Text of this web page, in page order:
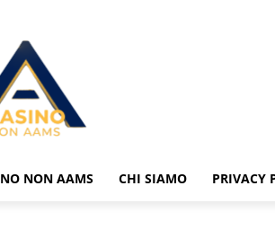
NON AAMS CHI SIAMO PRIVACY